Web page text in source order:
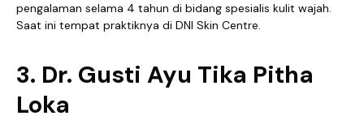
pengalaman selama 4 tahun di bidang spesialis kulit wajah.
Saat ini tempat praktiknya di DNI Skin Centre.
3. Dr. Gusti Ayu Tika Pitha
Loka